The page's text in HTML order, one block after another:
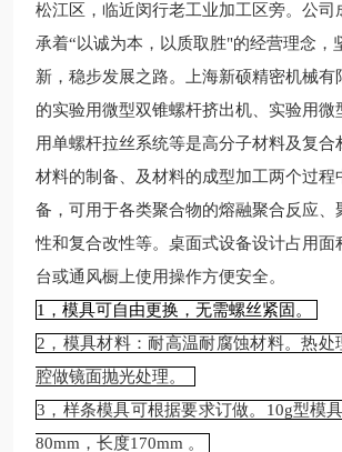
松江区，临近闵行老工业加工区旁。公司
承着“以诚为本，以质取胜"的经营理念，
新，稳步发展之路。上海新硕精密机械有
的实验用微型双锥螺杆挤出机、实验用微
用单螺杆拉丝系统等是高分子材料及复合
材料的制备、及材料的成型加工两个过程
备，可用于各类聚合物的熔融聚合反应、
性和复合改性等。桌面式设备设计占用面
台或通风橱上使用操作方便安全。
1，模具可自由更换，无需螺丝紧固。
2，模具材料：耐高温耐腐蚀材料。热处
腔做镜面抛光处理。
3，样条模具可根据要求订做。10g型模
80mm，长度170mm 。